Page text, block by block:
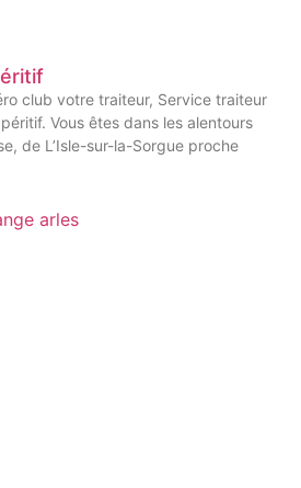
club votre traiteur, Service traiteur
Vous êtes dans les alentours
de L’Isle-sur-la-Sorgue proche